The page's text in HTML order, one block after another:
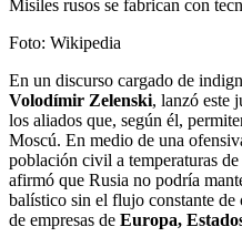
Foto: Wikipedia
En un discurso cargado de
Volodímir Zelenski, lanzó este
los aliados que, según él,
Moscú. En medio de una
población civil a temperaturas de
afirmó que Rusia no podría
balístico sin el flujo constante de
de empresas de Europa,